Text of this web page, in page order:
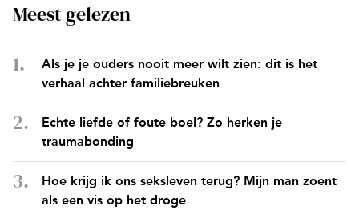
Meest gelezen
Als je je ouders nooit meer wilt zien: dit is het
verhaal achter familiebreuken
Echte liefde of foute boel? Zo herken je
traumabonding
Hoe krijg ik ons seksleven terug? Mijn man zoent
als een vis op het droge